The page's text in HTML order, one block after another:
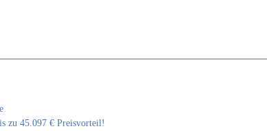
zu 45.097 € Preisvorteil!